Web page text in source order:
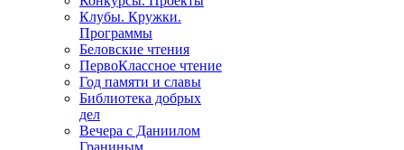
Клубы. Кружки.
Программы
Беловские чтения
ПервоКлассное чтение
Год памяти и славы
Библиотека добрых
дел
Вечера с Даниилом
Граниным